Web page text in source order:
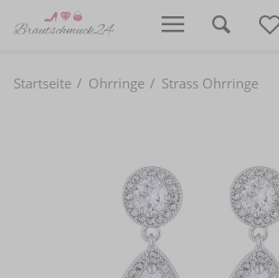
Startseite Ohrringe Strass Ohrringe